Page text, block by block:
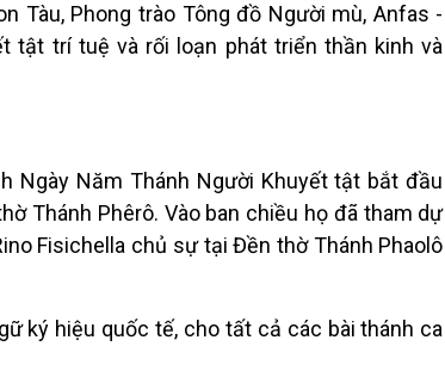
Tàu, Phong trào Tông đồ Người mù, Anfas -
tật trí tuệ và rối loạn phát triển thần kinh và
Ngày Năm Thánh Người Khuyết tật bắt đầu
Thánh Phêrô. Vào ban chiều họ đã tham dự
Fisichella chủ sự tại Đền thờ Thánh Phaolô
ký hiệu quốc tế, cho tất cả các bài thánh ca